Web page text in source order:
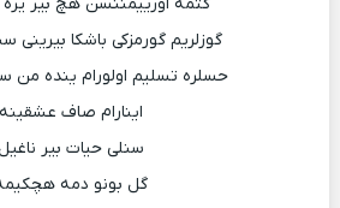
گوزلریم گورمزکی باشکا بیرینی
حسلره تسلیم اولورام ینده من
اینارام صاف عشقینه
سنلی حیات بیر
گل بونو دمه